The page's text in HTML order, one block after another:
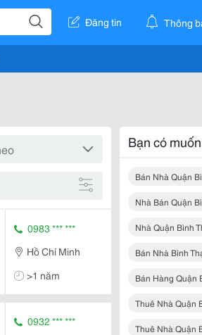
Đăng tin Thông
0983 *** ***
Hồ Chí Minh
>1 năm
0932 *** ***
Bạn có
Bán Nhà Quận
Nhà Bán Quận
Nhà Quận Bình
Bán Nhà Bình
Bán Hàng Quận
Thuê Nhà Quận
Thuê Nhà Quận